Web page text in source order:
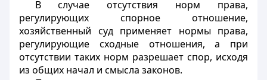
В случае отсутствия норм права,
регулирующих спорное отношение,
хозяйственный суд применяет нормы права,
регулирующие сходные отношения, а при
отсутствии таких норм разрешает спор, исходя
из общих начал и смысла законов.